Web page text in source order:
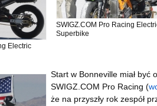
Electric
SWIGZ.COM Pro Racing
Superbike
Start w Bonneville miał być
SWIGZ.COM Pro Racing (
że na przyszły rok zespół